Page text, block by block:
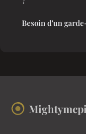
Besoin d'un